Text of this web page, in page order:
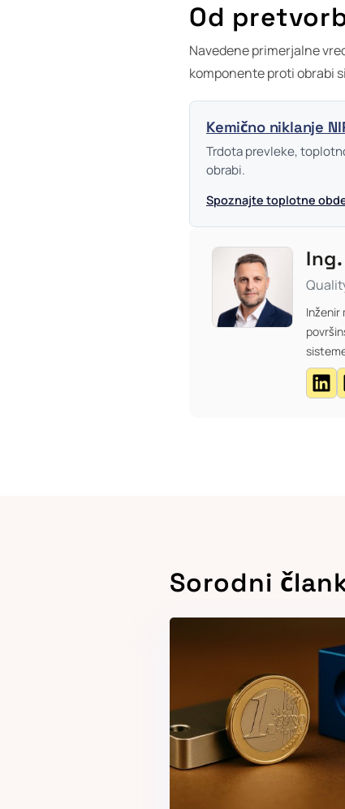
Od
Navedene primerjalne
komponente proti obrabi
Kemično niklanje
Trdota prevleke,
obrabi.
Spoznajte toplotne
Inženir
Sorodni